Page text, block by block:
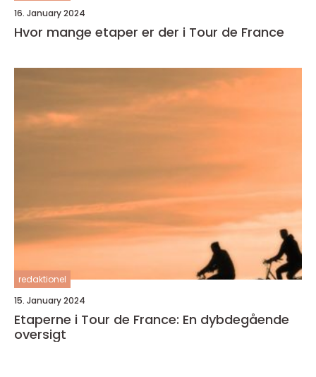
16. January 2024
Hvor mange etaper er der i Tour de France
redaktionel
15. January 2024
Etaperne i Tour de France: En dybdegående
oversigt